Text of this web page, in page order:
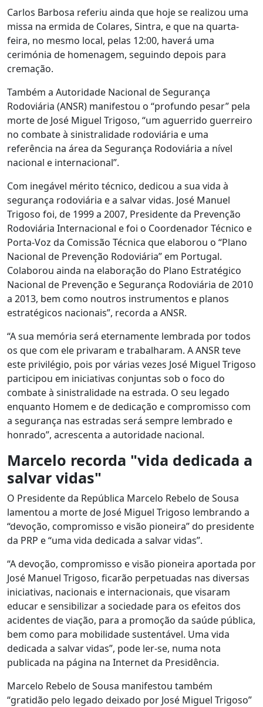
Carlos Barbosa referiu ainda que hoje se realizou uma
missa na ermida de Colares, Sintra, e que na quarta-
feira, no mesmo local, pelas 12:00, haverá uma
cerimónia de homenagem, seguindo depois para
cremação.
Também a Autoridade Nacional de Segurança
Rodoviária (ANSR) manifestou o “profundo pesar” pela
morte de José Miguel Trigoso, “um aguerrido guerreiro
no combate à sinistralidade rodoviária e uma
referência na área da Segurança Rodoviária a nível
nacional e internacional”.
Com inegável mérito técnico, dedicou a sua vida à
segurança rodoviária e a salvar vidas. José Manuel
Trigoso foi, de 1999 a 2007, Presidente da Prevenção
Rodoviária Internacional e foi o Coordenador Técnico e
Porta-Voz da Comissão Técnica que elaborou o “Plano
Nacional de Prevenção Rodoviária” em Portugal.
Colaborou ainda na elaboração do Plano Estratégico
Nacional de Prevenção e Segurança Rodoviária de 2010
a 2013, bem como noutros instrumentos e planos
estratégicos nacionais”, recorda a ANSR.
“A sua memória será eternamente lembrada por todos
os que com ele privaram e trabalharam. A ANSR teve
este privilégio, pois por várias vezes José Miguel Trigoso
participou em iniciativas conjuntas sob o foco do
combate à sinistralidade na estrada. O seu legado
enquanto Homem e de dedicação e compromisso com
a segurança nas estradas será sempre lembrado e
honrado”, acrescenta a autoridade nacional.
Marcelo recorda "vida dedicada a
salvar vidas"
O Presidente da República Marcelo Rebelo de Sousa
lamentou a morte de José Miguel Trigoso lembrando a
“devoção, compromisso e visão pioneira” do presidente
da PRP e “uma vida dedicada a salvar vidas”.
“A devoção, compromisso e visão pioneira aportada por
José Manuel Trigoso, ficarão perpetuadas nas diversas
iniciativas, nacionais e internacionais, que visaram
educar e sensibilizar a sociedade para os efeitos dos
acidentes de viação, para a promoção da saúde pública,
bem como para mobilidade sustentável. Uma vida
dedicada a salvar vidas”, pode ler-se, numa nota
publicada na página na Internet da Presidência.
Marcelo Rebelo de Sousa manifestou também
“gratidão pelo legado deixado por José Miguel Trigoso”